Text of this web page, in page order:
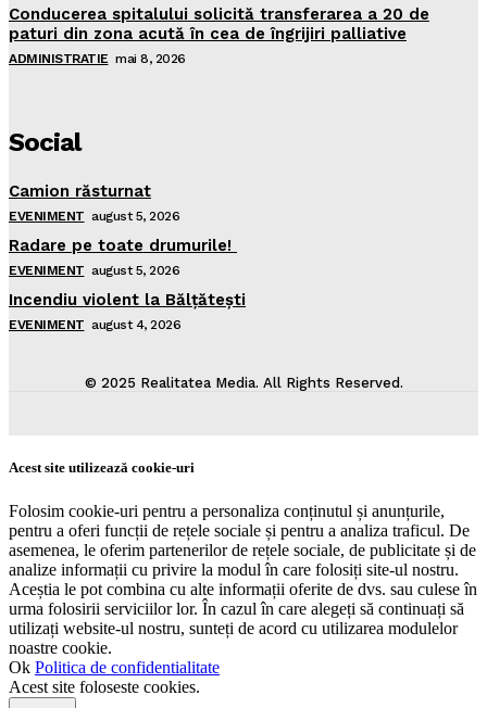
Conducerea spitalului solicită transferarea a 20 de
paturi din zona acută în cea de îngrijiri palliative
ADMINISTRATIE mai 8, 2026
Social
Camion răsturnat
EVENIMENT august 5, 2026
Radare pe toate drumurile!
EVENIMENT august 5, 2026
Incendiu violent la Bălţăteşti
EVENIMENT august 4, 2026
© 2025 Realitatea Media. All Rights Reserved.
Acest site utilizează cookie-uri
Folosim cookie-uri pentru a personaliza conținutul și anunțurile,
pentru a oferi funcții de rețele sociale și pentru a analiza traficul. De
asemenea, le oferim partenerilor de rețele sociale, de publicitate și de
analize informații cu privire la modul în care folosiți site-ul nostru.
Aceștia le pot combina cu alte informații oferite de dvs. sau culese în
urma folosirii serviciilor lor. În cazul în care alegeți să continuați să
utilizați website-ul nostru, sunteți de acord cu utilizarea modulelor
noastre cookie.
Ok Politica de confidentialitate
Acest site foloseste cookies.